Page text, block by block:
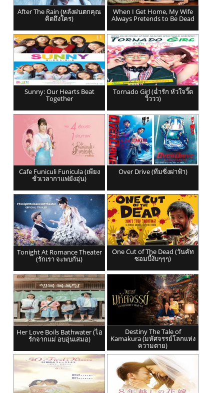
After The Rain (หลังฝนตกคุณ
คิดถึงใคร)
When I Get Home, My Wife
Always Pretends to Be Dead
Sunny: Our Hearts Beat
Together
Tornado Girl (ฉ่ำรัก หัวใจวี๊ด
วิ้ววว)
Cafe Funiculi Funicula (เพียง
ชั่วเวลากาแฟยังอุ่น)
Over Drive (ทีมซิ่งผ่าฟ้า)
Tonight At Romance Theater
(รักเรา จะพบกัน)
One Cut of The Dead (วันคัท
ซอมบี้งับๆๆๆ)
Her Love Boils Bathwater (ไอ
รักจากแม่ อบอุ่นเสมอ)
Destiny The Tale of
Kamakura (มหัศจรรย์โลกแห่ง
ความตาย)